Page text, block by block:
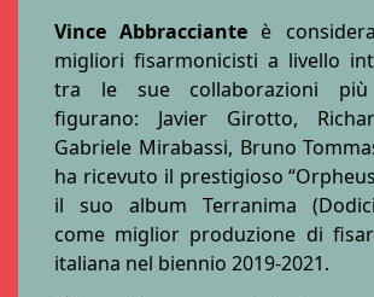
Vince Abbracciante è
migliori fisarmonicisti a livello
tra le sue collaborazioni più
figurano: Javier Girotto,
Gabriele Mirabassi, Bruno
ha ricevuto il prestigioso
il suo album Terranima
come miglior produzione di
italiana nel biennio 2019-2021.